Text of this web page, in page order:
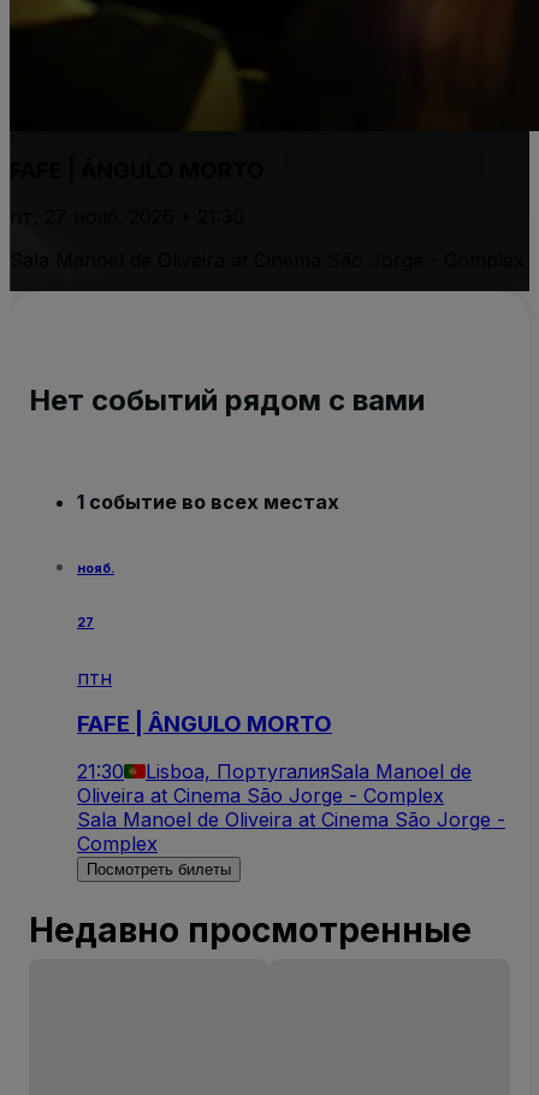
Нет событий рядом с вами
1 событие во всех местах
нояб.
27
птн
FAFE | ÂNGULO MORTO
21:30 Lisboa, ПортугалияSala Manoel de
Oliveira at Cinema São Jorge - Complex
Sala Manoel de Oliveira at Cinema São Jorge -
Complex
Посмотреть билеты
Недавно просмотренные